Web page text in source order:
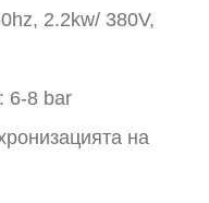
2.2kw/ 380V,
6-8 bar
на